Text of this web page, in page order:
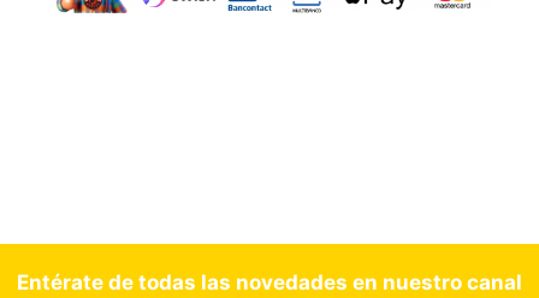
Entérate de todas las novedades en nuestro canal